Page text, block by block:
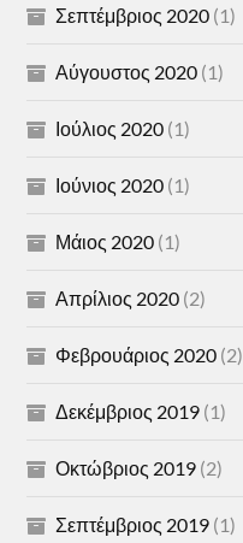
Σεπτέμβριος 2020 (1)
Αύγουστος 2020 (1)
Ιούλιος 2020 (1)
Ιούνιος 2020 (1)
Μάιος 2020 (1)
Απρίλιος 2020 (2)
Φεβρουάριος 2020 (2)
Δεκέμβριος 2019 (1)
Οκτώβριος 2019 (2)
Σεπτέμβριος 2019 (1)